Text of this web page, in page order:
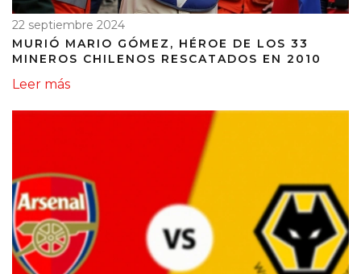
22 septiembre 2024
MURIÓ MARIO GÓMEZ, HÉROE DE LOS 33
MINEROS CHILENOS RESCATADOS EN 2010
Leer más